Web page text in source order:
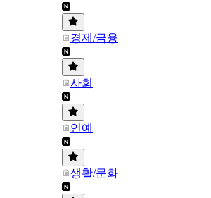
경제/금융
사회
연예
생활/문화